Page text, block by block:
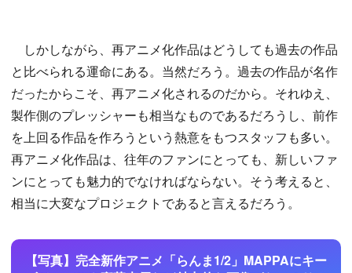
しかしながら、再アニメ化作品はどうしても過去の作品
と比べられる運命にある。当然だろう。過去の作品が名作
だったからこそ、再アニメ化されるのだから。それゆえ、
製作側のプレッシャーも相当なものであるだろうし、前作
を上回る作品を作ろうという熱意をもつスタッフも多い。
再アニメ化作品は、往年のファンにとっても、新しいファ
ンにとっても魅力的でなければならない。そう考えると、
相当に大変なプロジェクトであると言えるだろう。
【写真】完全新作アニメ「らんま1/2」MAPPAにキー